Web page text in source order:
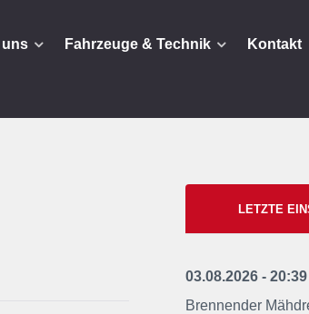
uns Fahrzeuge & Technik Kontakt
LETZTE
03.08.2026 -
Brennender